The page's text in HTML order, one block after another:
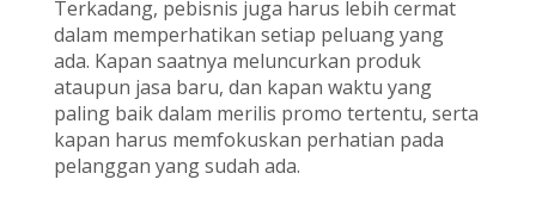
Terkadang, pebisnis juga harus lebih cermat
dalam memperhatikan setiap peluang yang
ada. Kapan saatnya meluncurkan produk
ataupun jasa baru, dan kapan waktu yang
paling baik dalam merilis promo tertentu, serta
kapan harus memfokuskan perhatian pada
pelanggan yang sudah ada.